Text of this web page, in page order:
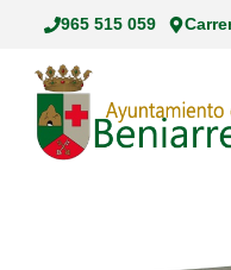
contenido
965 515 059